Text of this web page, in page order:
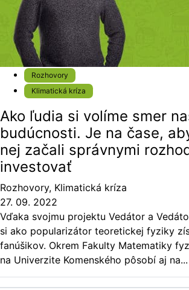
Rozhovory
Klimatická kríza
Ako ľudia si volíme smer
budúcnosti. Je na čase,
nej začali správnymi
investovať
Rozhovory, Klimatická kríza
27. 09. 2022
Vďaka svojmu projektu Vedátor a
si ako popularizátor teoretickej fyziky
fanúšikov. Okrem Fakulty Matematiky
na Univerzite Komenského pôsobí aj na...